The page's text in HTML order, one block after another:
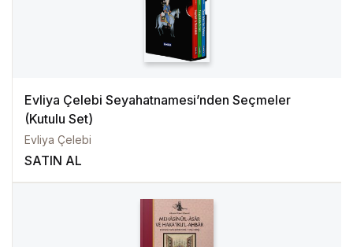
Evliya Çelebi Seyahatnamesi’nden Seçmeler
(Kutulu Set)
Evliya Çelebi
SATIN AL